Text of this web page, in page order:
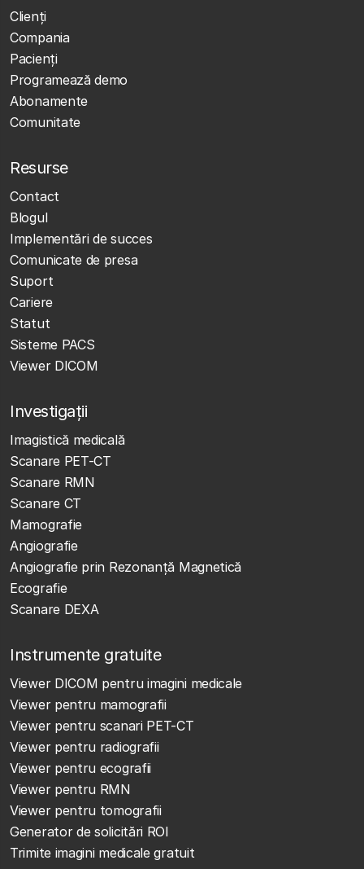
Clienţi
Compania
Pacienți
Programează demo
Abonamente
Comunitate
Resurse
Contact
Blogul
Implementări de succes
Comunicate de presa
Suport
Cariere
Statut
Sisteme PACS
Viewer DICOM
Investigații
Imagistică medicală
Scanare PET-CT
Scanare RMN
Scanare CT
Mamografie
Angiografie
Angiografie prin Rezonanță Magnetică
Ecografie
Scanare DEXA
Instrumente gratuite
Viewer DICOM pentru imagini medicale
Viewer pentru mamografii
Viewer pentru scanari PET-CT
Viewer pentru radiografii
Viewer pentru ecografii
Viewer pentru RMN
Viewer pentru tomografii
Generator de solicitări ROI
Trimite imagini medicale gratuit